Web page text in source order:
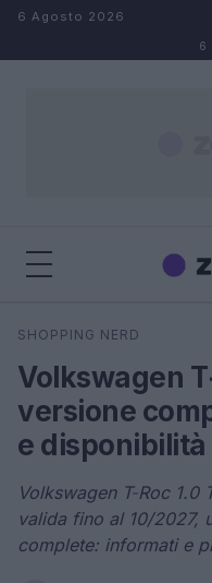
Salta al contenuto
6 Agosto 2026
6
Cerca
SHOPPING NERD
Volkswagen
versione
e
Volkswagen T‑Roc
valida fino al 10/2027,
complete: informati e